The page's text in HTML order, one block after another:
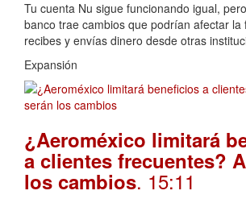
Tu cuenta Nu sigue funcionando igual,
banco trae cambios que podrían afectar la
recibes y envías dinero desde otras
Expansión
¿Aeroméxico limitará
a clientes frecuentes?
los cambios. 15:11